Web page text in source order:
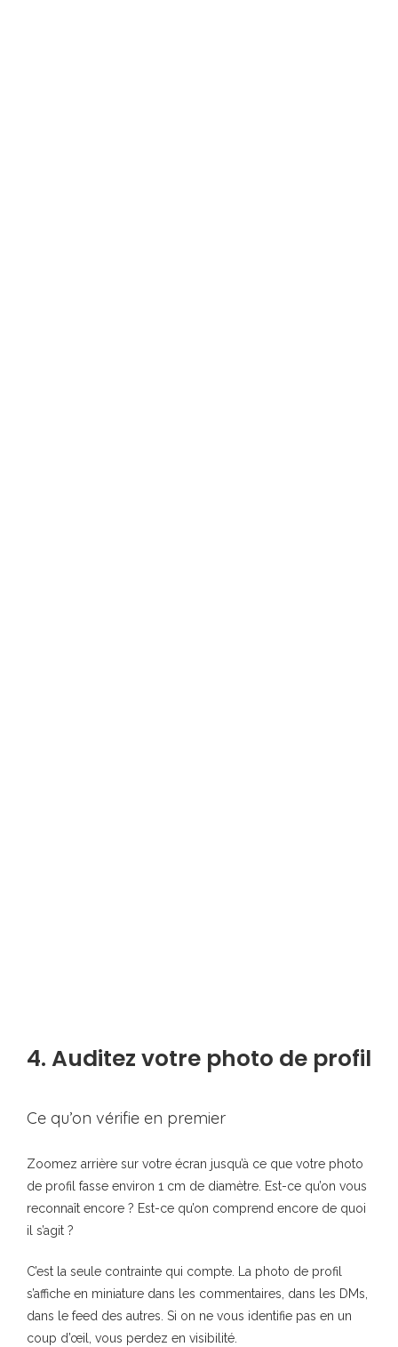
4. Auditez votre photo de profil
Ce qu’on vérifie en premier
Zoomez arrière sur votre écran jusqu’à ce que votre photo
de profil fasse environ 1 cm de diamètre. Est-ce qu’on vous
reconnaît encore ? Est-ce qu’on comprend encore de quoi
il s’agit ?
C’est la seule contrainte qui compte. La photo de profil
s’affiche en miniature dans les commentaires, dans les DMs,
dans le feed des autres. Si on ne vous identifie pas en un
coup d’œil, vous perdez en visibilité.